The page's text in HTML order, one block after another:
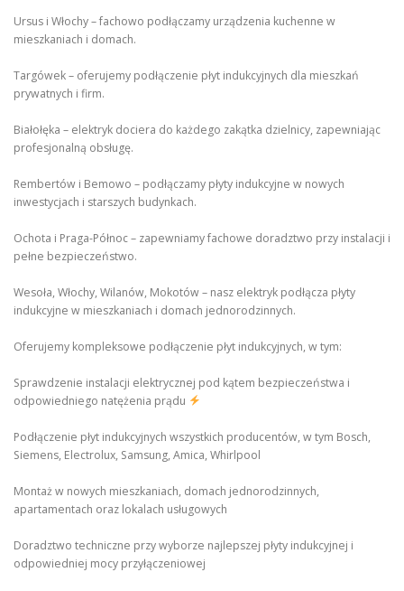
Ursus i Włochy – fachowo podłączamy urządzenia kuchenne w
mieszkaniach i domach.
Targówek – oferujemy podłączenie płyt indukcyjnych dla mieszkań
prywatnych i firm.
Białołęka – elektryk dociera do każdego zakątka dzielnicy, zapewniając
profesjonalną obsługę.
Rembertów i Bemowo – podłączamy płyty indukcyjne w nowych
inwestycjach i starszych budynkach.
Ochota i Praga-Północ – zapewniamy fachowe doradztwo przy instalacji i
pełne bezpieczeństwo.
Wesoła, Włochy, Wilanów, Mokotów – nasz elektryk podłącza płyty
indukcyjne w mieszkaniach i domach jednorodzinnych.
Oferujemy kompleksowe podłączenie płyt indukcyjnych, w tym:
Sprawdzenie instalacji elektrycznej pod kątem bezpieczeństwa i
odpowiedniego natężenia prądu
Podłączenie płyt indukcyjnych wszystkich producentów, w tym Bosch,
Siemens, Electrolux, Samsung, Amica, Whirlpool
Montaż w nowych mieszkaniach, domach jednorodzinnych,
apartamentach oraz lokalach usługowych
Doradztwo techniczne przy wyborze najlepszej płyty indukcyjnej i
odpowiedniej mocy przyłączeniowej